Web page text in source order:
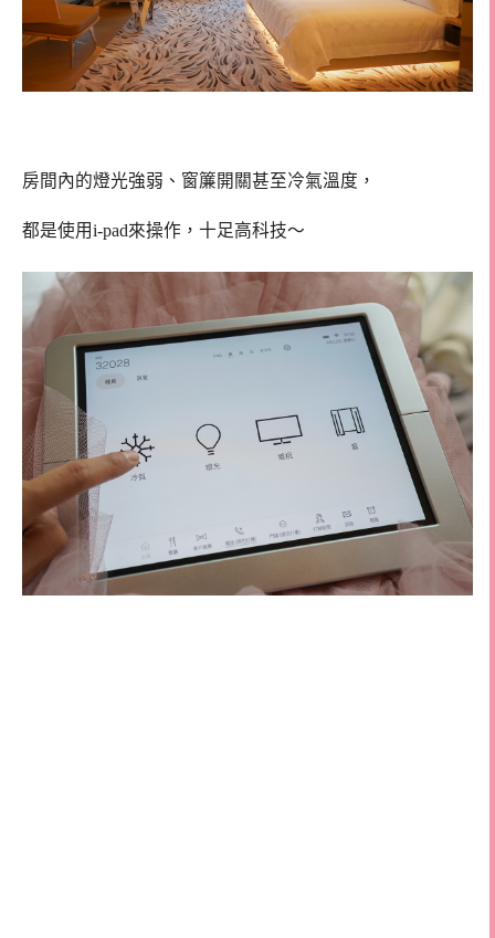
房間內的燈光強弱、窗簾開關甚至冷氣溫度，
都是使用i-pad來操作，十足高科技～